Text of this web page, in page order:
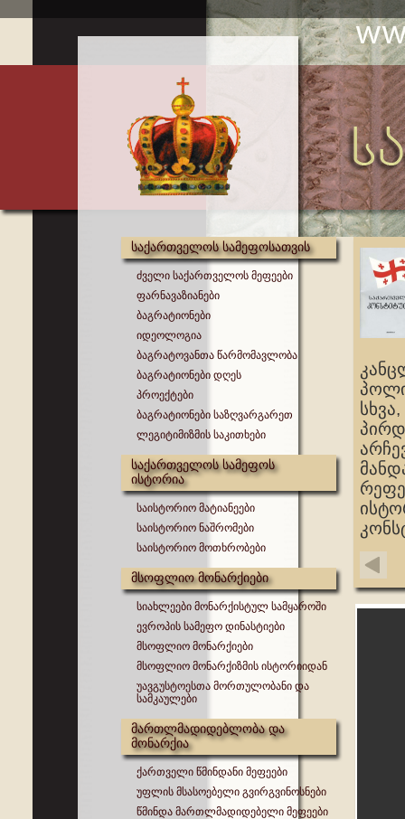
საქართველოს სამეფოსათვის
ძველი საქართველოს მეფეები
ფარნავაზიანები
ბაგრატიონები
იდეოლოგია
ბაგრატოვანთა წარმომავლობა
ბაგრატიონები დღეს
პროექტები
ბაგრატიონები საზღვარგარეთ
ლეგიტიმიზმის საკითხები
საქართველოს სამეფოს
ისტორია
საისტორიო მატიანეები
საისტორიო ნაშრომები
საისტორიო მოთხრობები
მსოფლიო მონარქიები
სიახლეები მონარქისტულ სამყაროში
ევროპის სამეფო დინასტიები
მსოფლიო მონარქიები
მსოფლიო მონარქიზმის ისტორიიდან
უავგუსტოესთა მორთულობანი და
სამკაულები
მართლმადიდებლობა და
მონარქია
ქართველი წმინდანი მეფეები
უფლის მსასოებელი გვირგვინოსნები
წმინდა მართლმადიდებელი მეფეები